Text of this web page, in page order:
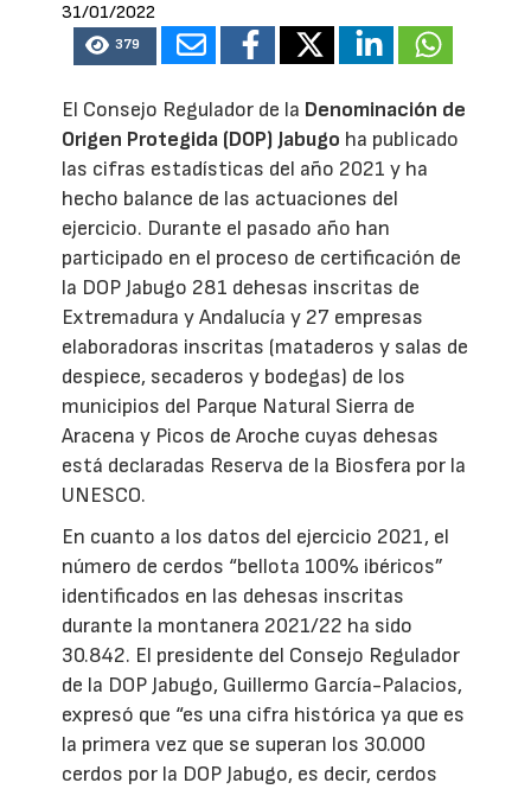
31/01/2022
379
El Consejo Regulador de la Denominación de
Origen Protegida (DOP) Jabugo ha publicado
las cifras estadísticas del año 2021 y ha
hecho balance de las actuaciones del
ejercicio. Durante el pasado año han
participado en el proceso de certificación de
la DOP Jabugo 281 dehesas inscritas de
Extremadura y Andalucía y 27 empresas
elaboradoras inscritas (mataderos y salas de
despiece, secaderos y bodegas) de los
municipios del Parque Natural Sierra de
Aracena y Picos de Aroche cuyas dehesas
está declaradas Reserva de la Biosfera por la
UNESCO.
En cuanto a los datos del ejercicio 2021, el
número de cerdos “bellota 100% ibéricos”
identificados en las dehesas inscritas
durante la montanera 2021/22 ha sido
30.842. El presidente del Consejo Regulador
de la DOP Jabugo, Guillermo García-Palacios,
expresó que “es una cifra histórica ya que es
la primera vez que se superan los 30.000
cerdos por la DOP Jabugo, es decir, cerdos